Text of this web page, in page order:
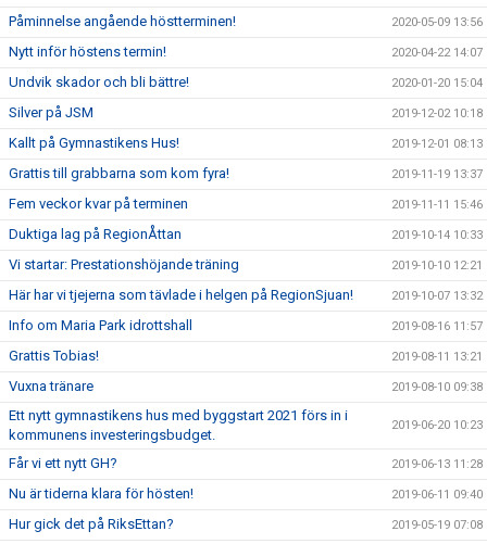
Påminnelse angående höstterminen! 2020-05-09 13:56
Nytt inför höstens termin! 2020-04-22 14:07
Undvik skador och bli bättre! 2020-01-20 15:04
Silver på JSM 2019-12-02 10:18
Kallt på Gymnastikens Hus! 2019-12-01 08:13
Grattis till grabbarna som kom fyra! 2019-11-19 13:37
Fem veckor kvar på terminen 2019-11-11 15:46
Duktiga lag på RegionÅttan 2019-10-14 10:33
Vi startar: Prestationshöjande träning 2019-10-10 12:21
Här har vi tjejerna som tävlade i helgen på RegionSjuan! 2019-10-07 13:32
Info om Maria Park idrottshall 2019-08-16 11:57
Grattis Tobias! 2019-08-11 13:21
Vuxna tränare 2019-08-10 09:38
Ett nytt gymnastikens hus med byggstart 2021 förs in i
kommunens investeringsbudget.
2019-06-20 10:23
Får vi ett nytt GH? 2019-06-13 11:28
Nu är tiderna klara för hösten! 2019-06-11 09:40
Hur gick det på RiksEttan? 2019-05-19 07:08